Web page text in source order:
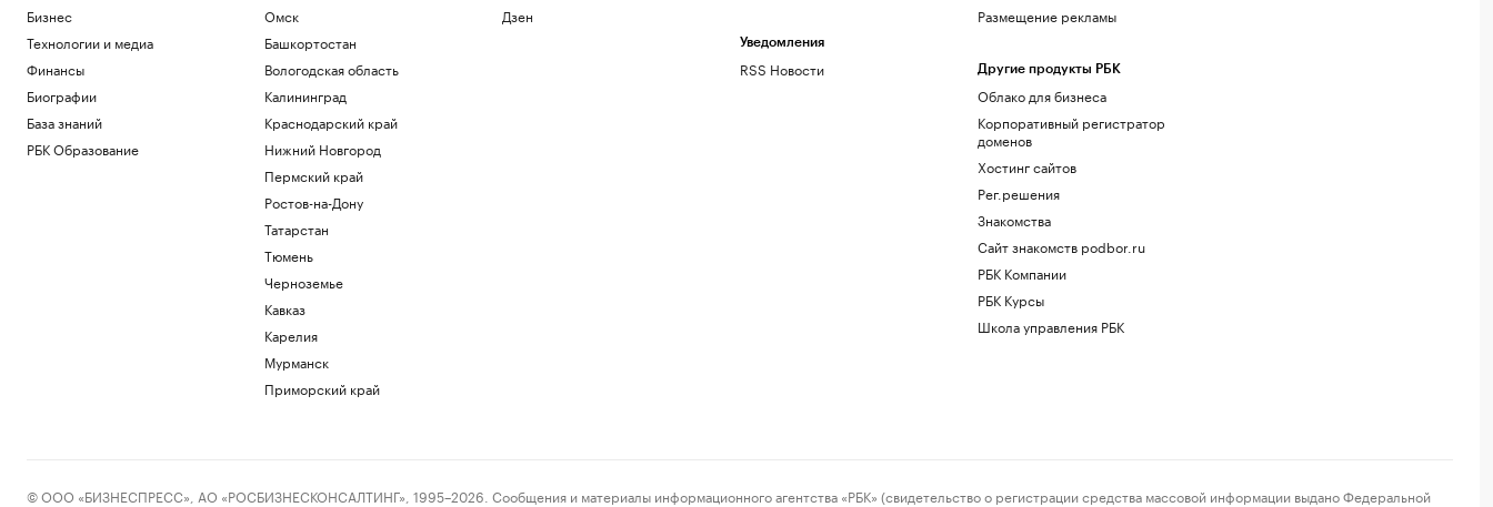
Бизнес
Технологии и медиа
Финансы
Биографии
База знаний
РБК Образование
Омск
Башкортостан
Вологодская область
Калининград
Краснодарский край
Нижний Новгород
Пермский край
Ростов-на-Дону
Татарстан
Тюмень
Черноземье
Кавказ
Карелия
Мурманск
Приморский край
Дзен
Уведомления
RSS Новости
Размещение рекламы
Другие продукты РБК
Облако для бизнеса
Корпоративный регистратор
доменов
Хостинг сайтов
Рег.решения
Знакомства
Сайт знакомств podbor.ru
РБК Компании
РБК Курсы
Школа управления РБК
© ООО «БИЗНЕСПРЕСС», АО «РОСБИЗНЕСКОНСАЛТИНГ», 1995–2026. Сообщения и материалы информационного агентства «РБК» (свидетельство о регистрации средства массовой информации выдано Федеральной